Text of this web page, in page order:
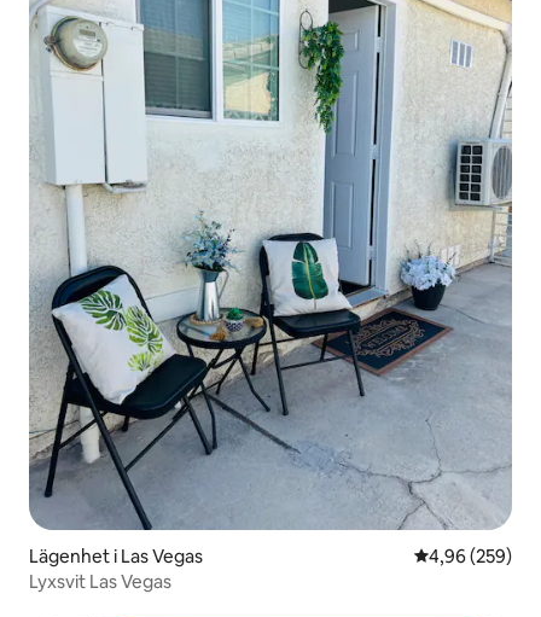
Lägenhet i Las Vegas 4,96 av 5 i
4,96 (259)
Lyxsvit Las Vegas